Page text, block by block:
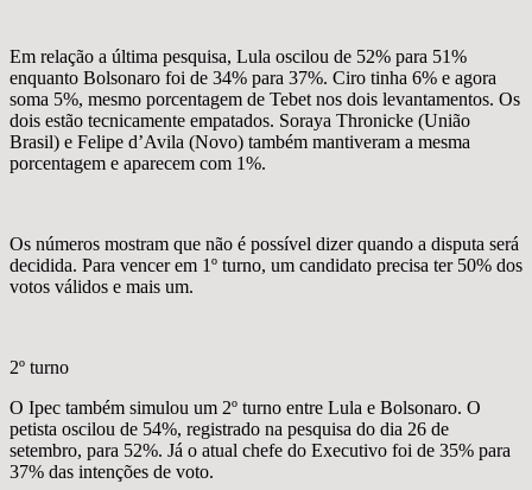
Em relação a última pesquisa, Lula oscilou de 52% para 51%
enquanto Bolsonaro foi de 34% para 37%. Ciro tinha 6% e agora
soma 5%, mesmo porcentagem de Tebet nos dois levantamentos. Os
dois estão tecnicamente empatados. Soraya Thronicke (União
Brasil) e Felipe d’Avila (Novo) também mantiveram a mesma
porcentagem e aparecem com 1%.
Os números mostram que não é possível dizer quando a disputa será
decidida. Para vencer em 1º turno, um candidato precisa ter 50% dos
votos válidos e mais um.
2º turno
O Ipec também simulou um 2º turno entre Lula e Bolsonaro. O
petista oscilou de 54%, registrado na pesquisa do dia 26 de
setembro, para 52%. Já o atual chefe do Executivo foi de 35% para
37% das intenções de voto.